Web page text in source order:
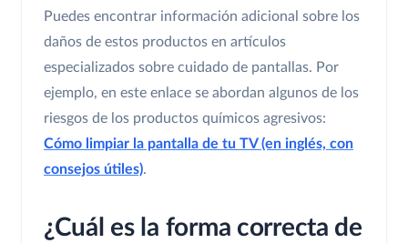
Puedes encontrar información adicional sobre los
daños de estos productos en artículos
especializados sobre cuidado de pantallas. Por
ejemplo, en este enlace se abordan algunos de los
riesgos de los productos químicos agresivos:
Cómo limpiar la pantalla de tu TV (en inglés, con
consejos útiles).
¿Cuál es la forma correcta de